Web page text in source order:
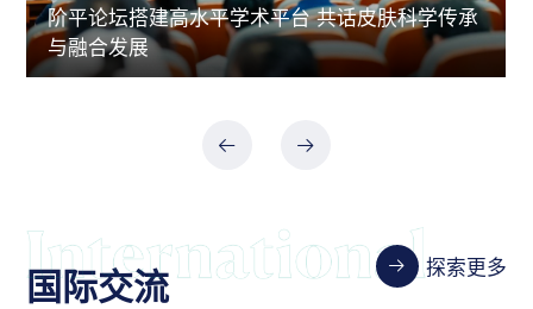
阶平论坛搭建高水平学术平台 共话皮肤科学传承
与融合发展
国际交流 探索更多